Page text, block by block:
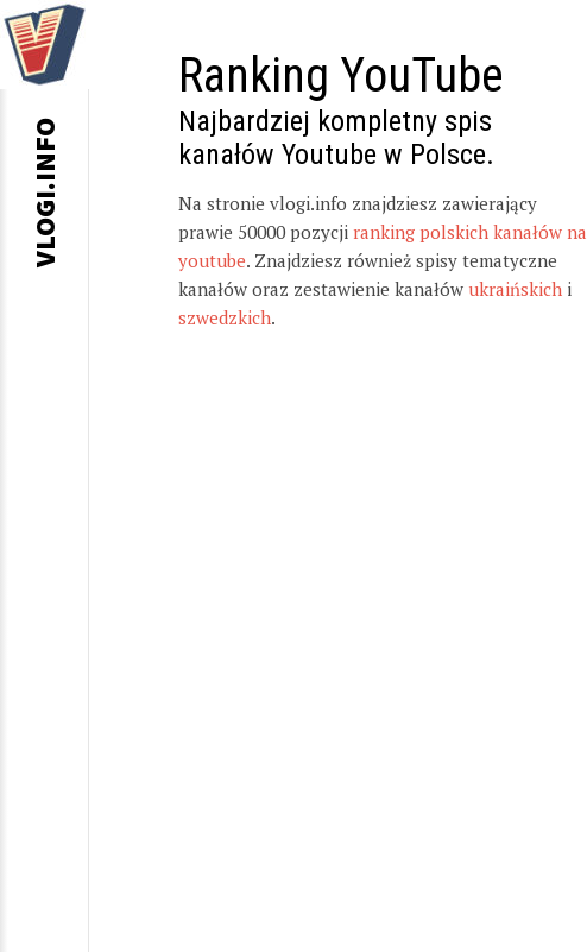
Ranking YouTube
Najbardziej kompletny spis
kanałów Youtube w Polsce.
Na stronie vlogi.info znajdziesz zawierający
prawie 50000 pozycji ranking polskich kanałów na
youtube. Znajdziesz również spisy tematyczne
kanałów oraz zestawienie kanałów ukraińskich i
szwedzkich.
VLOGI.INFO